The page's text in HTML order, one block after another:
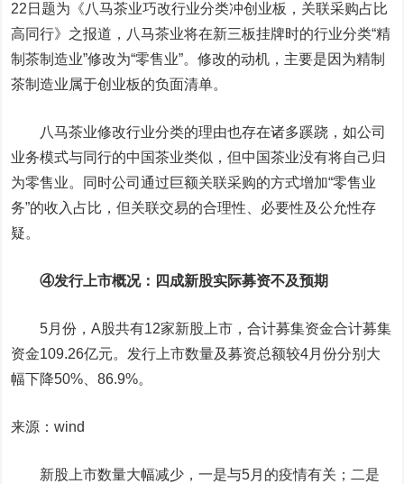
22日题为《八马茶业巧改行业分类冲创业板，关联采购占比
高同行》之报道，八马茶业将在新三板挂牌时的行业分类“精
制茶制造业”修改为“零售业”。修改的动机，主要是因为精制
茶制造业属于创业板的负面清单。
八马茶业修改行业分类的理由也存在诸多蹊跷，如公司
业务模式与同行的中国茶业类似，但中国茶业没有将自己归
为零售业。同时公司通过巨额关联采购的方式增加“零售业
务”的收入占比，但关联交易的合理性、必要性及公允性存
疑。
④发行上市概况：四成新股实际募资不及预期
5月份，A股共有12家新股上市，合计募集资金合计募集
资金109.26亿元。发行上市数量及募资总额较4月份分别大
幅下降50%、86.9%。
来源：wind
新股上市数量大幅减少，一是与5月的疫情有关；二是